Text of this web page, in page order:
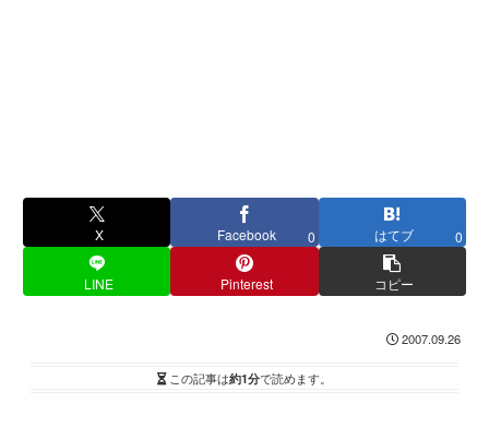
X Facebook 0 はてブ 0
LINE Pinterest コピー
2007.09.26
この記事は約1分で読めます。